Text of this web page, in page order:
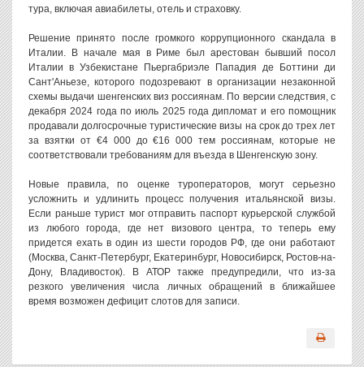
тура, включая авиабилеты, отель и страховку.
Решение принято после громкого коррупционного скандала в
Италии. В начале мая в Риме был арестован бывший посол
Италии в Узбекистане Пьергабриэле Пападия де Боттини ди
Сант'Аньезе, которого подозревают в организации незаконной
схемы выдачи шенгенских виз россиянам. По версии следствия, с
декабря 2024 года по июль 2025 года дипломат и его помощник
продавали долгосрочные туристические визы на срок до трех лет
за взятки от €4 000 до €16 000 тем россиянам, которые не
соответствовали требованиям для въезда в Шенгенскую зону.
Новые правила, по оценке туроператоров, могут серьезно
усложнить и удлинить процесс получения итальянской визы.
Если раньше турист мог отправить паспорт курьерской службой
из любого города, где нет визового центра, то теперь ему
придется ехать в один из шести городов РФ, где они работают
(Москва, Санкт-Петербург, Екатеринбург, Новосибирск, Ростов-на-
Дону, Владивосток). В АТОР также предупредили, что из-за
резкого увеличения числа личных обращений в ближайшее
время возможен дефицит слотов для записи.